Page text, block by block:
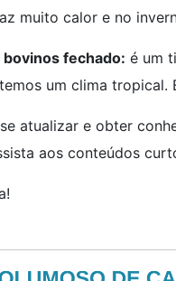
muito calor e no
fechado: é um
um clima
atualizar e obter
aos conteúdos